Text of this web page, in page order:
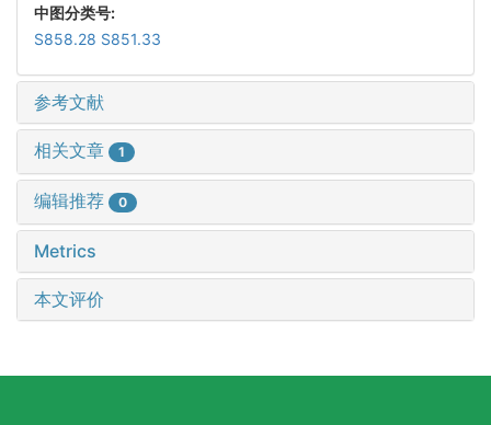
中图分类号:
S858.28 S851.33
参考文献
相关文章 1
编辑推荐 0
Metrics
本文评价